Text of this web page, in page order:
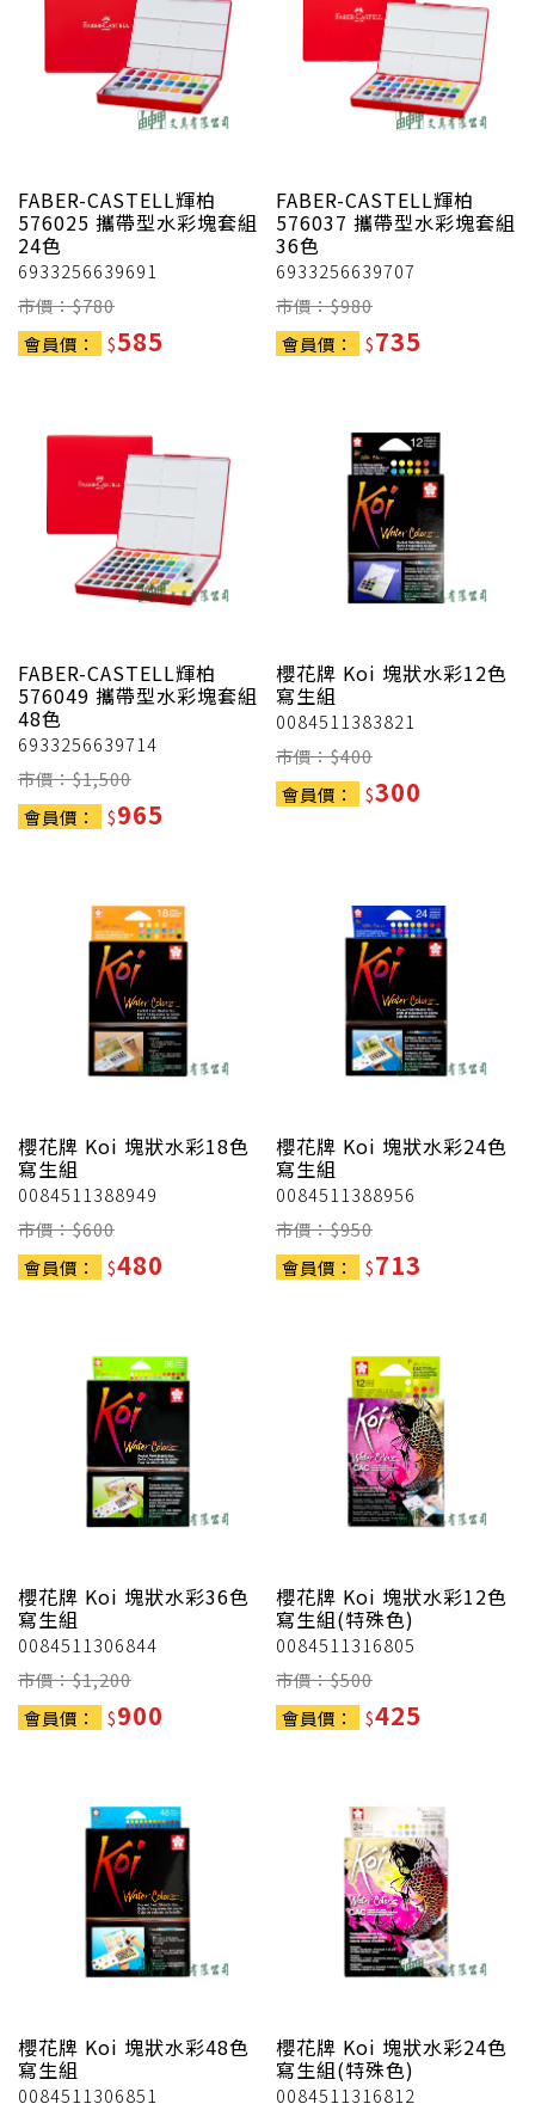
FABER-CASTELL輝柏
576025 攜帶型水彩塊套組
24色
6933256639691
市價：$780
會員價：
$585
FABER-CASTELL輝柏
576037 攜帶型水彩塊套組
36色
6933256639707
市價：$980
會員價：
$735
FABER-CASTELL輝柏
576049 攜帶型水彩塊套組
48色
6933256639714
市價：$1,500
會員價：
$965
櫻花牌 Koi 塊狀水彩12色
寫生組
0084511383821
市價：$400
會員價：
$300
櫻花牌 Koi 塊狀水彩18色
寫生組
0084511388949
市價：$600
會員價：
$480
櫻花牌 Koi 塊狀水彩24色
寫生組
0084511388956
市價：$950
會員價：
$713
櫻花牌 Koi 塊狀水彩36色
寫生組
0084511306844
市價：$1,200
會員價：
$900
櫻花牌 Koi 塊狀水彩12色
寫生組(特殊色)
0084511316805
市價：$500
會員價：
$425
櫻花牌 Koi 塊狀水彩48色
寫生組
0084511306851
櫻花牌 Koi 塊狀水彩24色
寫生組(特殊色)
0084511316812